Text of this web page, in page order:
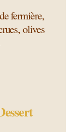
fermière,
olives